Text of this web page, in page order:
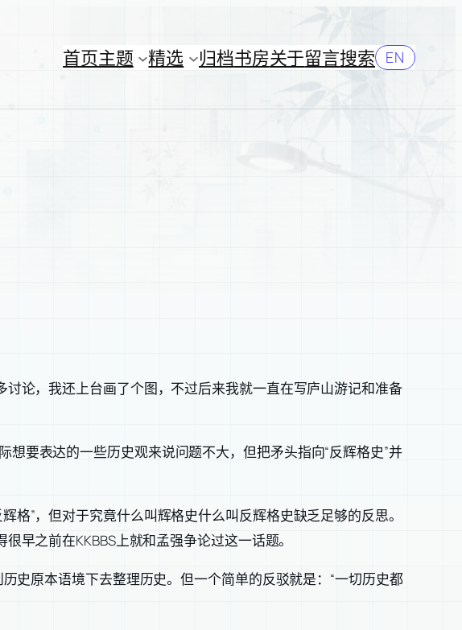
首页主题 精选 归档书房关于留言搜索 EN
讨论，我还上台画了个图，不过后来我就一直在写庐山游记和准备
要表达的一些历史观来说问题不大，但把矛头指向“反辉格史”并
”，但对于究竟什么叫辉格史什么叫反辉格史缺乏足够的反思。
早之前在KKBBS上就和孟强争论过这一话题。
史原本语境下去整理历史。但一个简单的反驳就是：“一切历史都